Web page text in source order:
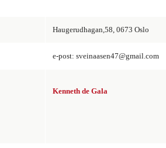
Haugerudhagan,58, 0673 Oslo
e-post: sveinaasen47@gmail.com
Kenneth de Gala